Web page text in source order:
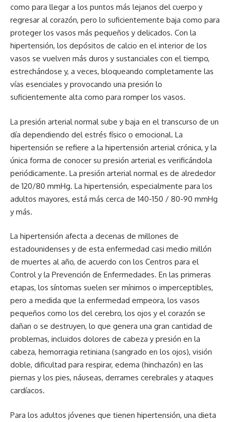
como para llegar a los puntos más lejanos del cuerpo y
regresar al corazón, pero lo suficientemente baja como para
proteger los vasos más pequeños y delicados. Con la
hipertensión, los depósitos de calcio en el interior de los
vasos se vuelven más duros y sustanciales con el tiempo,
estrechándose y, a veces, bloqueando completamente las
vías esenciales y provocando una presión lo
suficientemente alta como para romper los vasos.
La presión arterial normal sube y baja en el transcurso de un
día dependiendo del estrés físico o emocional. La
hipertensión se refiere a la hipertensión arterial crónica, y la
única forma de conocer su presión arterial es verificándola
periódicamente. La presión arterial normal es de alrededor
de 120/80 mmHg. La hipertensión, especialmente para los
adultos mayores, está más cerca de 140-150 / 80-90 mmHg
y más.
La hipertensión afecta a decenas de millones de
estadounidenses y de esta enfermedad casi medio millón
de muertes al año, de acuerdo con los Centros para el
Control y la Prevención de Enfermedades. En las primeras
etapas, los síntomas suelen ser mínimos o imperceptibles,
pero a medida que la enfermedad empeora, los vasos
pequeños como los del cerebro, los ojos y el corazón se
dañan o se destruyen, lo que genera una gran cantidad de
problemas, incluidos dolores de cabeza y presión en la
cabeza, hemorragia retiniana (sangrado en los ojos), visión
doble, dificultad para respirar, edema (hinchazón) en las
piernas y los pies, náuseas, derrames cerebrales y ataques
cardíacos.
Para los adultos jóvenes que tienen hipertensión, una dieta